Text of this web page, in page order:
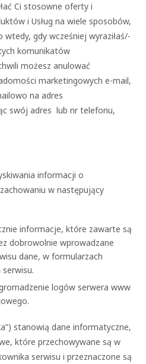
Ci stosowne oferty i
i Usług na wiele sposobów,
gdy wcześniej wyraziłaś/-
komunikatów
możesz anulować
marketingowych e-mail,
na adres
swój adres lub nr telefonu,
informacji o
w następujący
informacje, które zawarte są
dobrowolnie wprowadzane
dane, w formularzach
logów serwera www
stanowią dane informatyczne,
które przechowywane są w
serwisu i przeznaczone są